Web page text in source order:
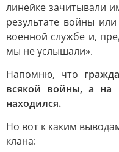
линейке зачитывали
результате войны
военной службе и,
мы не услышали».
Напомню, что
всякой войны, а на
находился.
Но вот к каким
клана: